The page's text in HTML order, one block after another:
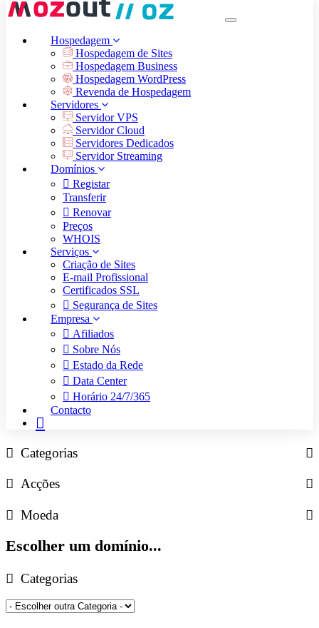
MENU
Hospedagem
Hospedagem de Sites
Hospedagem Business
Hospedagem WordPress
Revenda de Hospedagem
Servidores
Servidor VPS
Servidor Cloud
Servidores Dedicados
Servidor Streaming
Domínios
Registar
Transferir
Renovar
Preços
WHOIS
Serviços
Criação de Sites
E-mail Profissional
Certificados SSL
Segurança de Sites
Empresa
Afiliados
Sobre Nós
Estado da Rede
Data Center
Horário 24/7/365
Contacto
Categorias
Acções
Moeda
Escolher um domínio...
Categorias